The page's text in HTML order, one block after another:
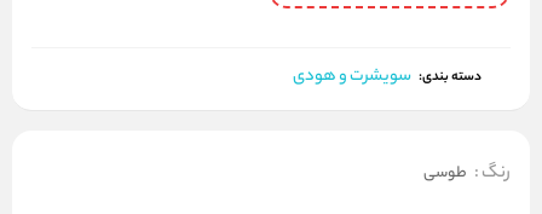
دسته بندی: سویشرت و هودی
رنگ: طوسی